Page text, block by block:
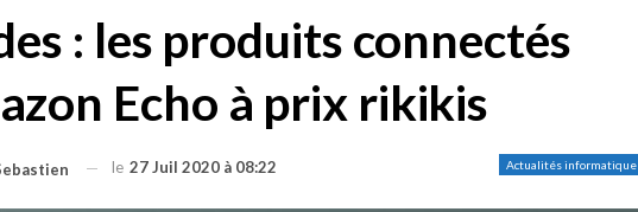
: les produits connectés
Echo à prix rikikis
Actualités informatique
le 27 Juil 2020 à 08:22